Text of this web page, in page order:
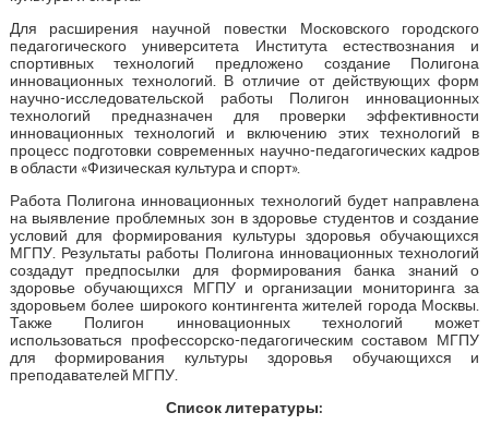
Для расширения научной повестки Московского городского
педагогического университета Института естествознания и
спортивных технологий предложено создание Полигона
инновационных технологий. В отличие от действующих форм
научно-исследовательской работы Полигон инновационных
технологий предназначен для проверки эффективности
инновационных технологий и включению этих технологий в
процесс подготовки современных научно-педагогических кадров
в области «Физическая культура и спорт».
Работа Полигона инновационных технологий будет направлена
на выявление проблемных зон в здоровье студентов и создание
условий для формирования культуры здоровья обучающихся
МГПУ. Результаты работы Полигона инновационных технологий
создадут предпосылки для формирования банка знаний о
здоровье обучающихся МГПУ и организации мониторинга за
здоровьем более широкого контингента жителей города Москвы.
Также Полигон инновационных технологий может
использоваться профессорско-педагогическим составом МГПУ
для формирования культуры здоровья обучающихся и
преподавателей МГПУ.
Список литературы: